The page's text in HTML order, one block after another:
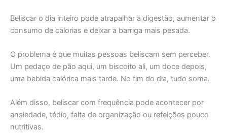
Beliscar o dia inteiro pode atrapalhar a digestão, aumentar o
consumo de calorias e deixar a barriga mais pesada.
O problema é que muitas pessoas beliscam sem perceber.
Um pedaço de pão aqui, um biscoito ali, um doce depois,
uma bebida calórica mais tarde. No fim do dia, tudo soma.
Além disso, beliscar com frequência pode acontecer por
ansiedade, tédio, falta de organização ou refeições pouco
nutritivas.